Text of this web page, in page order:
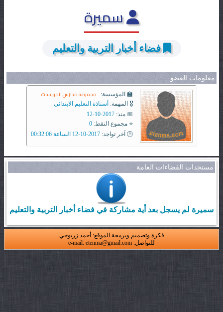
سميرة
فضاء أخبار التربية والتعليم
معلومات العضو
🏫 المؤسسة: مجموعة مدارس المويسات
🎖️ المهمة: أستاذة التعليم الابتدائي
📅 منذ: 2017-10-12
⭐ مجموع النقط: 0
🕒 آخر تواجد: 2017-10-12 الساعة 00:32:06
مستجدات الفضاءات العامة
سميرة لم يسجل بعد أية مشاركة في فضاء أخبار التربية والتعليم
فكرة وتصميم وبرمجة الموقع: أحمد زربوحي
للتواصل: e-mail: etenma@gmail.com